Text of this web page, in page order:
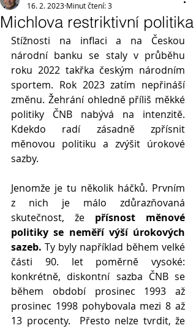
Michlova restriktivní politika
16. 2. 2023 Minut čtení: 3
Stížnosti na inflaci a na Českou
národní banku se staly v průběhu
roku 2022 takřka českým národním
sportem. Rok 2023 zatím nepřináší
změnu. Žehrání ohledně příliš měkké
politiky ČNB nabývá na intenzitě.
Kdekdo radí zásadně zpřísnit
měnovou politiku a zvýšit úrokové
sazby.
Jenomže je tu několik háčků. Prvním
z nich je málo zdůrazňovaná
skutečnost, že přísnost měnové
politiky se neměří výší úrokových
sazeb. Ty byly například během velké
části 90. let poměrně vysoké:
konkrétně, diskontní sazba ČNB se
během období prosinec 1993 až
prosinec 1998 pohybovala mezi 8 až
13 procenty.  Přesto nelze tvrdit, že